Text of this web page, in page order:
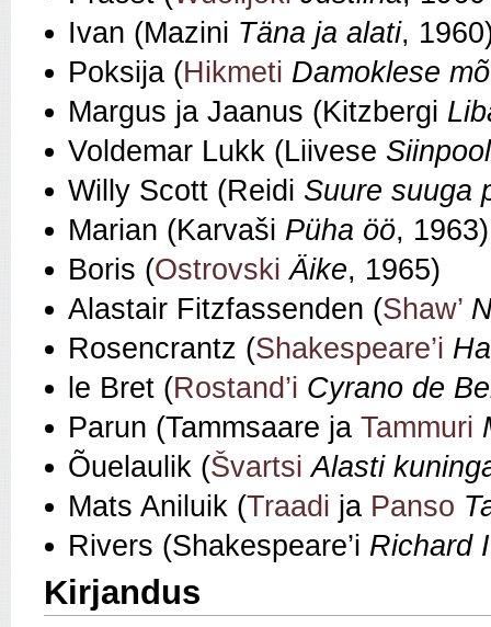
Ivan (Mazini Täna ja alati,
Poksija (Hikmeti Damoklese
Margus ja Jaanus (Kitzbergi
Voldemar Lukk (Liivese
Willy Scott (Reidi Suure suuga
Marian (Karvaši Püha öö, 1963)
Boris (Ostrovski Äike, 1965)
Alastair Fitzfassenden (Shaw’
Rosencrantz (Shakespeare’i
le Bret (Rostand’i Cyrano de
Parun (Tammsaare ja Tammuri
Õuelaulik (Švartsi Alasti
Mats Aniluik (Traadi ja Panso
Rivers (Shakespeare’i Richard
Kirjandus